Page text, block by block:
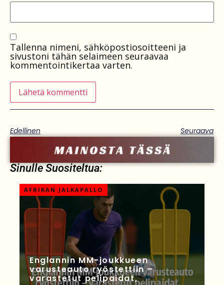
Tallenna nimeni, sähköpostiosoitteeni ja
sivustoni tähän selaimeen seuraavaa
kommentointikertaa varten.
Edellinen Seuraava
Sinulle Suositeltua:
AFRIKAN JALKAPALLO
Englannin MM-joukkueen
varusteauto ryöstettiin –
varastetut pelipaidat,